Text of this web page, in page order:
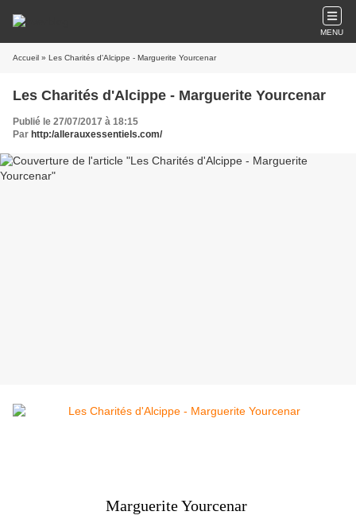
MENU
Accueil » Les Charités d'Alcippe - Marguerite Yourcenar
Les Charités d'Alcippe - Marguerite Yourcenar
Publié le 27/07/2017 à 18:15
Par http:/allerauxessentiels.com/
Marguerite Yourcenar